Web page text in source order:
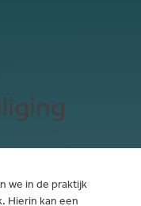
we in de praktijk
Hierin kan een